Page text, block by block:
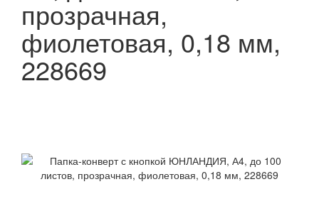
прозрачная,
фиолетовая, 0,18 мм,
228669